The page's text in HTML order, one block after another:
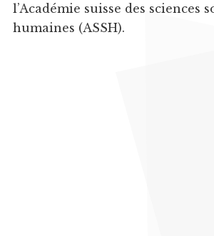
l’Académie suisse des sciences
humaines (ASSH).